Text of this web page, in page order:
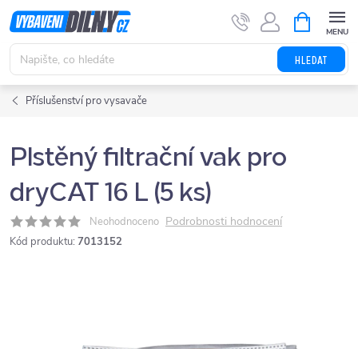
Přejít
na
obsah
HLEDAT
NÁKUPNÍ
KOŠÍK
Příslušenství pro vysavače
Plstěný filtrační vak pro
dryCAT 16 L (5 ks)
Neohodnoceno Podrobnosti hodnocení
Kód produktu: 7013152